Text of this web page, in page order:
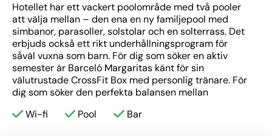
Hotellet har ett vackert poolområde med två pooler
att välja mellan – den ena en ny familjepool med
simbanor, parasoller, solstolar och en solterrass. Det
erbjuds också ett rikt underhållningsprogram för
såväl vuxna som barn. För dig som söker en aktiv
semester är Barceló Margaritas känt för sin
välutrustade CrossFit Box med personlig tränare. För
dig som söker den perfekta balansen mellan
utrustat gym.
Wi-fi Pool Bar